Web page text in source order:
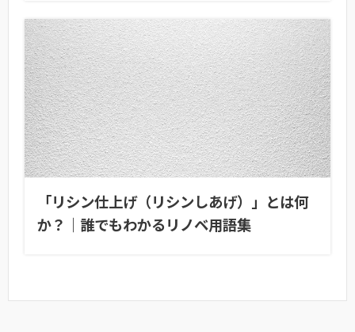
「リシン仕上げ（リシンしあげ）」とは何
か？｜誰でもわかるリノベ用語集